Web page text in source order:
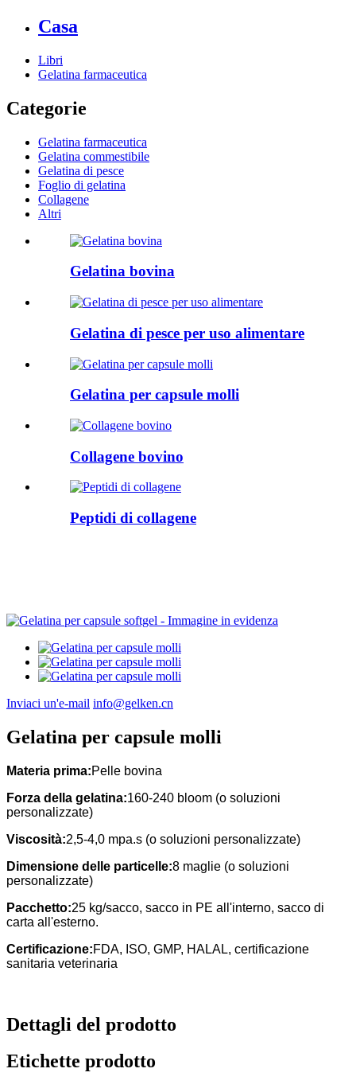
Casa
Libri
Gelatina farmaceutica
Categorie
Gelatina farmaceutica
Gelatina commestibile
Gelatina di pesce
Foglio di gelatina
Collagene
Altri
Gelatina bovina
Gelatina di pesce per uso alimentare
Gelatina per capsule molli
Collagene bovino
Peptidi di collagene
Inviaci un'e-mail info@gelken.cn
Gelatina per capsule molli
Materia prima:Pelle bovina
Forza della gelatina:160-240 bloom (o soluzioni
personalizzate)
Viscosità:2,5-4,0 mpa.s (o soluzioni personalizzate)
Dimensione delle particelle:8 maglie (o soluzioni
personalizzate)
Pacchetto:25 kg/sacco, sacco in PE all'interno, sacco di
carta all'esterno.
Certificazione:FDA, ISO, GMP, HALAL, certificazione
sanitaria veterinaria
Dettagli del prodotto
Etichette prodotto